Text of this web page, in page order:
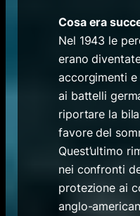
Cosa era
Nel 1943 le
erano
accorgimenti
ai battelli
riportare la
favore del
Quest’ultimo
nei confronti
protezione ai
anglo-